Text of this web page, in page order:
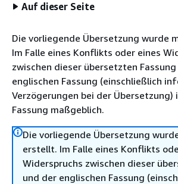
Auf dieser Seite
Die vorliegende Übersetzung wurde
Im Falle eines Konflikts oder eines
zwischen dieser übersetzten
englischen Fassung (einschließlich
Verzögerungen bei der Übersetzung)
Fassung maßgeblich.
Die vorliegende Übersetzung
erstellt. Im Falle eines Konflikts
Widerspruchs zwischen dieser
und der englischen Fassung